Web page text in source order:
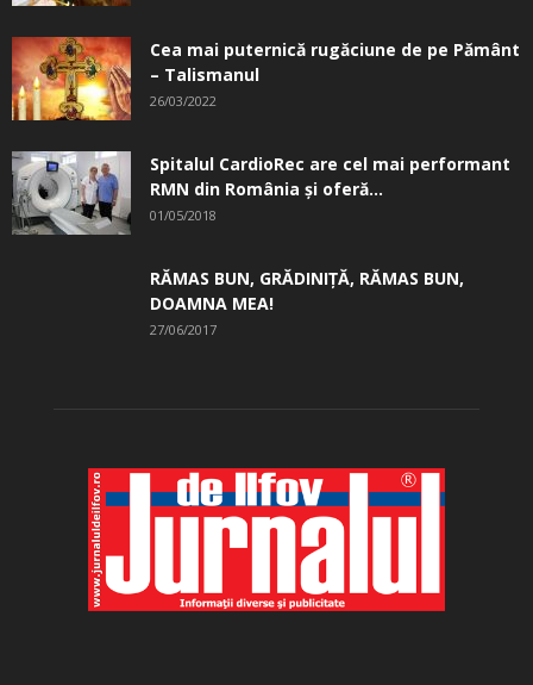
Cea mai puternică rugăciune de pe Pământ
– Talismanul
26/03/2022
Spitalul CardioRec are cel mai performant
RMN din România și oferă...
01/05/2018
RĂMAS BUN, GRĂDINIŢĂ, ­RĂMAS BUN,
DOAMNA MEA!
27/06/2017